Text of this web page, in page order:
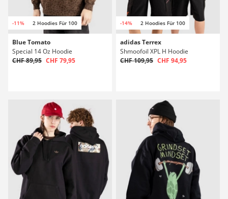
-11% 2 Hoodies Für 100
Blue Tomato
Special 14 Oz Hoodie
CHF 89,95 CHF 79,95
-14% 2 Hoodies Für 100
adidas Terrex
Shmoofoil XPL H Hoodie
CHF 109,95 CHF 94,95